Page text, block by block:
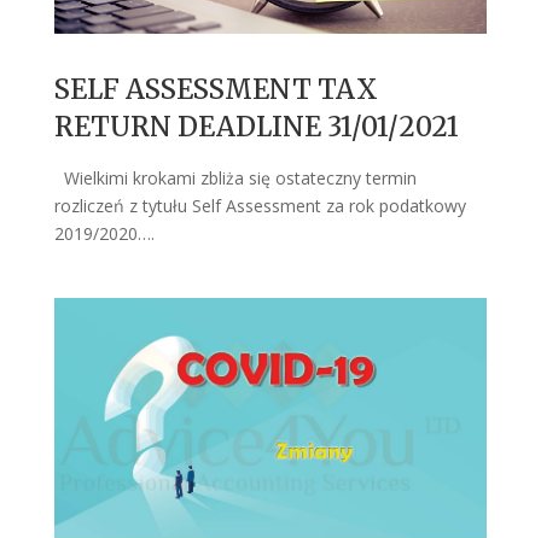
SELF ASSESSMENT TAX
RETURN DEADLINE 31/01/2021
Wielkimi krokami zbliża się ostateczny termin
rozliczeń z tytułu Self Assessment za rok podatkowy
2019/2020….